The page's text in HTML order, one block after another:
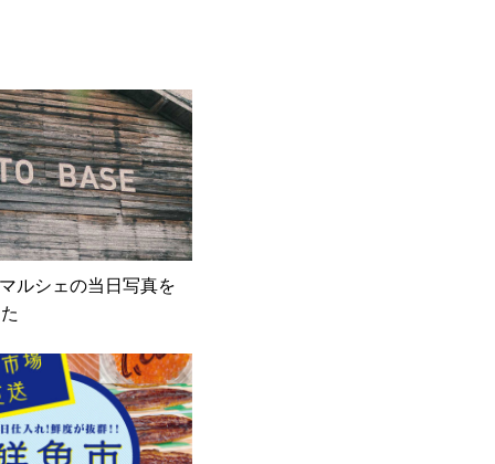
マルシェの当日写真を